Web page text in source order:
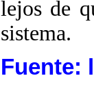
lejos de
sistema.
Fuente: